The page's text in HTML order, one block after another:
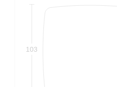
103